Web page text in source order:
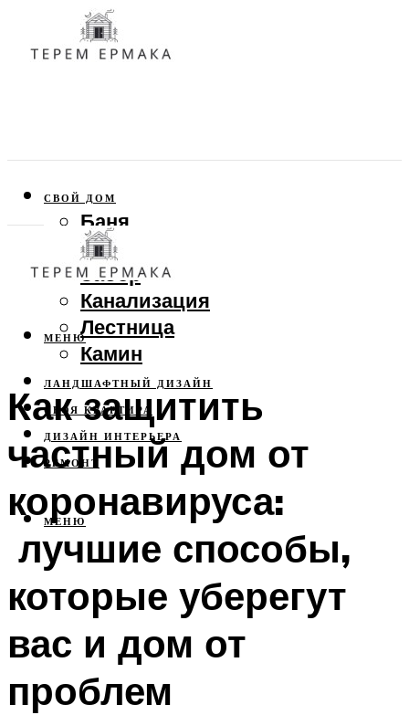
СВОЙ ДОМ
Баня
Веранда
Забор
Канализация
Лестница
Камин
ЛАНДШАФТНЫЙ ДИЗАЙН
СВОЯ КВАРТИРА
ДИЗАЙН ИНТЕРЬЕРА
РЕМОНТ
МЕНЮ
МЕНЮ
Как защитить
частный дом от
коронавируса:
лучшие способы,
которые уберегут
вас и дом от
проблем